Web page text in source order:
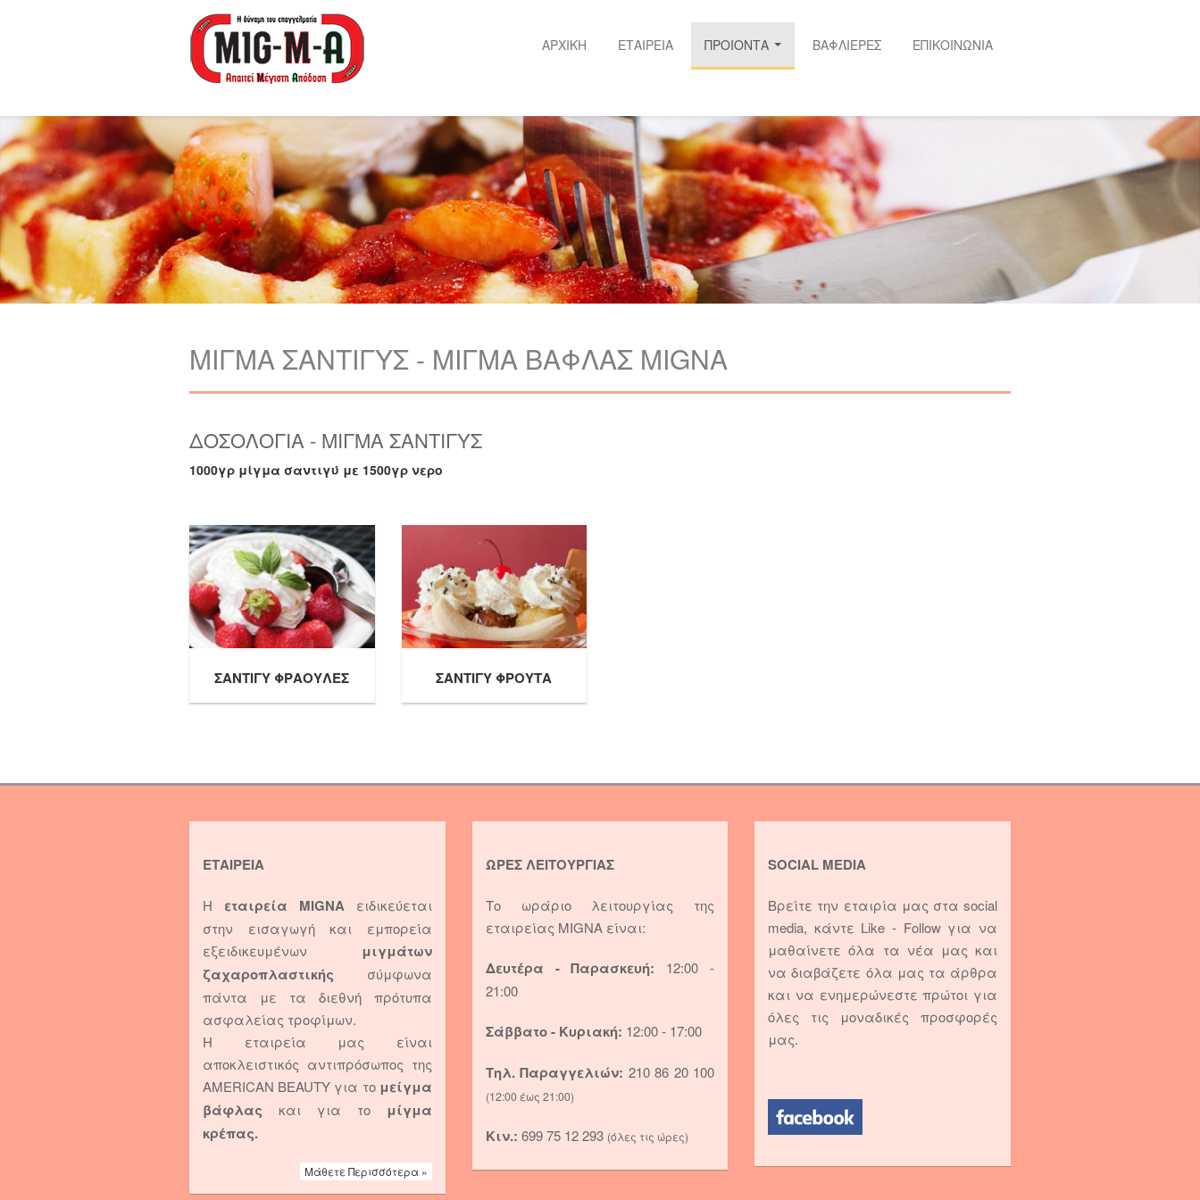
ΜΙΓΜΑ ΣΑΝΤΙΓΥΣ - ΜΙΓΜΑ ΒΑΦΛΑΣ MIGNA
ΔΟΣΟΛΟΓΙΑ - ΜΙΓΜΑ ΣΑΝΤΙΓΥΣ
1000γρ μίγμα σαντιγύ με 1500γρ νερο
ΣΑΝΤΙΓΥ ΦΡΑΟΥΛΕΣ ΣΑΝΤΙΓΥ ΦΡΟΥΤΑ
ΑΡΧΙΚΗ ΕΤΑΙΡΕΙΑ ΠΡΟΙΟΝΤΑ ΒΑΦΛΙΕΡΕΣ ΕΠΙΚΟΙΝΩΝΙΑ
ΕΤΑΙΡΕΙΑ
Η εταιρεία MIGNA ειδικεύεται
στην εισαγωγή και εμπορεία
εξειδικευμένων μιγμάτων
ζαχαροπλαστικής σύμφωνα
πάντα με τα διεθνή πρότυπα
ασφαλείας τροφίμων.
Η εταιρεία μας είναι
αποκλειστικός αντιπρόσωπος της
AMERICAN BEAUTY για το μείγμα
βάφλας και για το μίγμα
κρέπας.
Μάθετε Περισσότερα »
ΩΡΕΣ ΛΕΙΤΟΥΡΓΙΑΣ
Το ωράριο λειτουργίας της
εταιρείας MIGNA είναι:
Δευτέρα - Παρασκευή: 12:00 -
21:00
Σάββατο - Κυριακή: 12:00 - 17:00
Τηλ. Παραγγελιών: 210 86 20 100
(12:00 έως 21:00)
Κιν.: 699 75 12 293 (όλες τις ώρες)
SOCIAL MEDIA
Βρείτε την εταιρία μας στα social
media, κάντε Like - Follow για να
μαθαίνετε όλα τα νέα μας και
να διαβάζετε όλα μας τα άρθρα
και να ενημερώνεστε πρώτοι για
όλες τις μοναδικές προσφορές
μας.